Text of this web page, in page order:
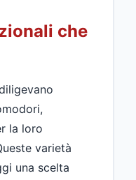
che
la loro
varietà
una scelta